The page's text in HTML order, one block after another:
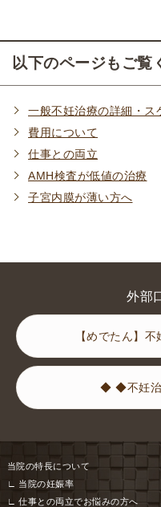
以下のページもご覧
一般不妊治療の詳細・ス
費用について
仕事との両立
AMH検査が低値の治療
子宮内膜が薄い方へ
外部
【めでたん】
◆ ◆不妊
当院の特長について
当院の妊娠率
仕事との両立でお悩みの方へ